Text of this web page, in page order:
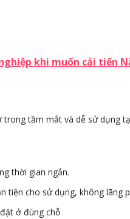
khi muốn cải tiến
tầm mắt và dễ sử dụng
thời gian ngắn.
tiện cho sử dụng, không lãng
ở đúng chỗ
HUẤN NGUYỄN